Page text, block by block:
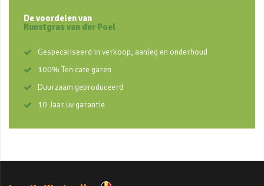
De voordelen van
Kunstgras van der Poel
Gespecaliseerd in verkoop, aanleg en onderhoud
100% Ten cate garen
Duurzaam geproduceerd
10 Jaar uv garantie